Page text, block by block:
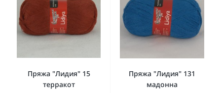
Пряжа "Лидия" 15
терракот
Пряжа "Лидия" 131
мадонна